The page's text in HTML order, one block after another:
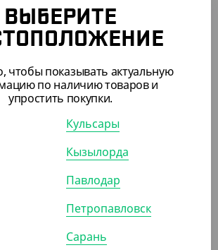
Eco Fast Food Box, размер L,
ВЫБЕРИТЕ
чтобы показывать актуальную
по наличию товаров и
упростить покупки.
Кульсары
Кызылорда
Павлодар
Петропавловск
Сарань